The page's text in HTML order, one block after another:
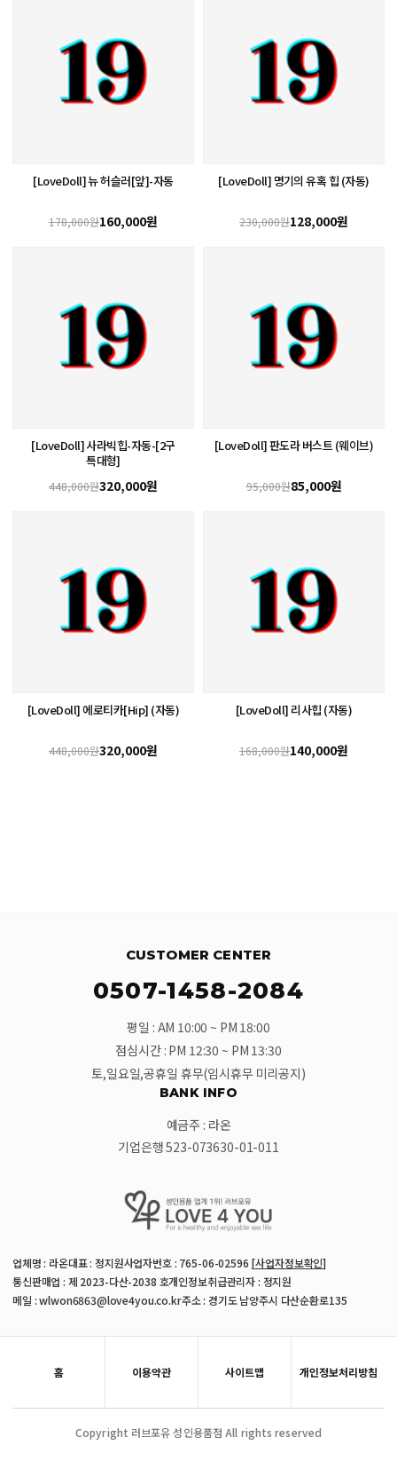
[LoveDoll] 뉴 허슬러[앞]-자동
178,000원160,000원
[LoveDoll] 명기의 유혹 힙 (자동)
230,000원128,000원
[LoveDoll] 사라빅힙-자동-[2구
특대형]
448,000원320,000원
[LoveDoll] 판도라 버스트 (웨이브)
95,000원85,000원
[LoveDoll] 에로티카[Hip] (자동)
448,000원320,000원
[LoveDoll] 리사힙 (자동)
168,000원140,000원
CUSTOMER CENTER
0507-1458-2084
평일 : AM 10:00 ~ PM 18:00
점심시간 : PM 12:30 ~ PM 13:30
토,일요일,공휴일 휴무(임시휴무 미리공지)
BANK INFO
예금주 : 라온
기업은행 523-073630-01-011
업체명 : 라온대표 : 정지원사업자번호 : 765-06-02596 [사업자정보확인]
통신판매업 : 제 2023-다산-2038 호개인정보취급관리자 : 정지원
메일 : wlwon6863@love4you.co.kr주소 : 경기도 남양주시 다산순환로135
홈 이용약관 사이트맵 개인정보처리방침
Copyright 러브포유 성인용품점 All rights reserved